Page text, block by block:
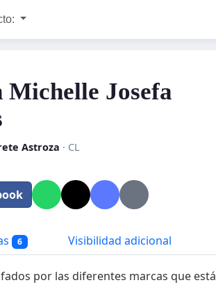
Josefa
Astroza · CL
6 Visibilidad adicional
por las diferentes marcas que está